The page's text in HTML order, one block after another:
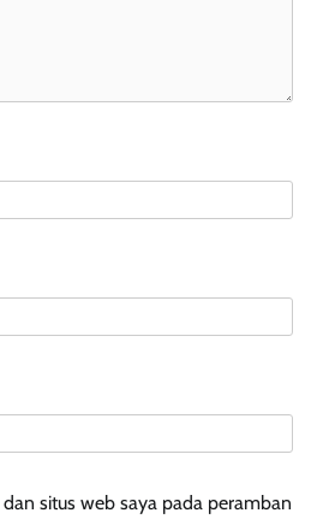
situs web saya pada peramban